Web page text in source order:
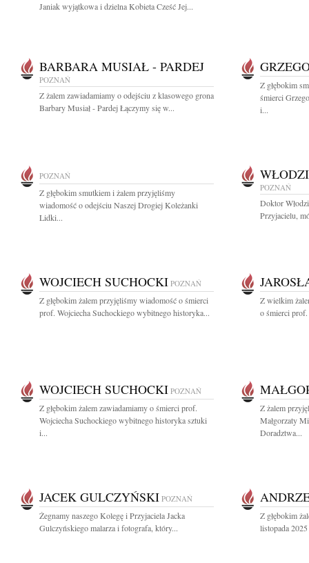
Janiak wyjątkowa i dzielna Kobieta Cześć Jej...
BARBARA MUSIAŁ - PARDEJ
POZNAŃ
Z żalem zawiadamiamy o odejściu z klasowego grona
Barbary Musiał - Pardej Łączymy się w...
Z głębokim
śmierci
i...
POZNAŃ
Z głębokim smutkiem i żalem przyjęliśmy
wiadomość o odejściu Naszej Drogiej Koleżanki
Lidki...
POZNAŃ
Doktor
Przyjacielu,
WOJCIECH SUCHOCKI POZNAŃ
Z głębokim żalem przyjęliśmy wiadomość o śmierci
prof. Wojciecha Suchockiego wybitnego historyka...
Z wielkim
o śmierci
WOJCIECH SUCHOCKI POZNAŃ
Z głębokim żalem zawiadamiamy o śmierci prof.
Wojciecha Suchockiego wybitnego historyka sztuki
i...
Z żalem
Małgorzaty
Doradztwa...
JACEK GULCZYŃSKI POZNAŃ
Żegnamy naszego Kolegę i Przyjaciela Jacka
Gulczyńskiego malarza i fotografa, który...
Z głębokim
listopada